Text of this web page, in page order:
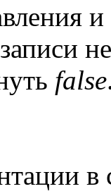
false
в